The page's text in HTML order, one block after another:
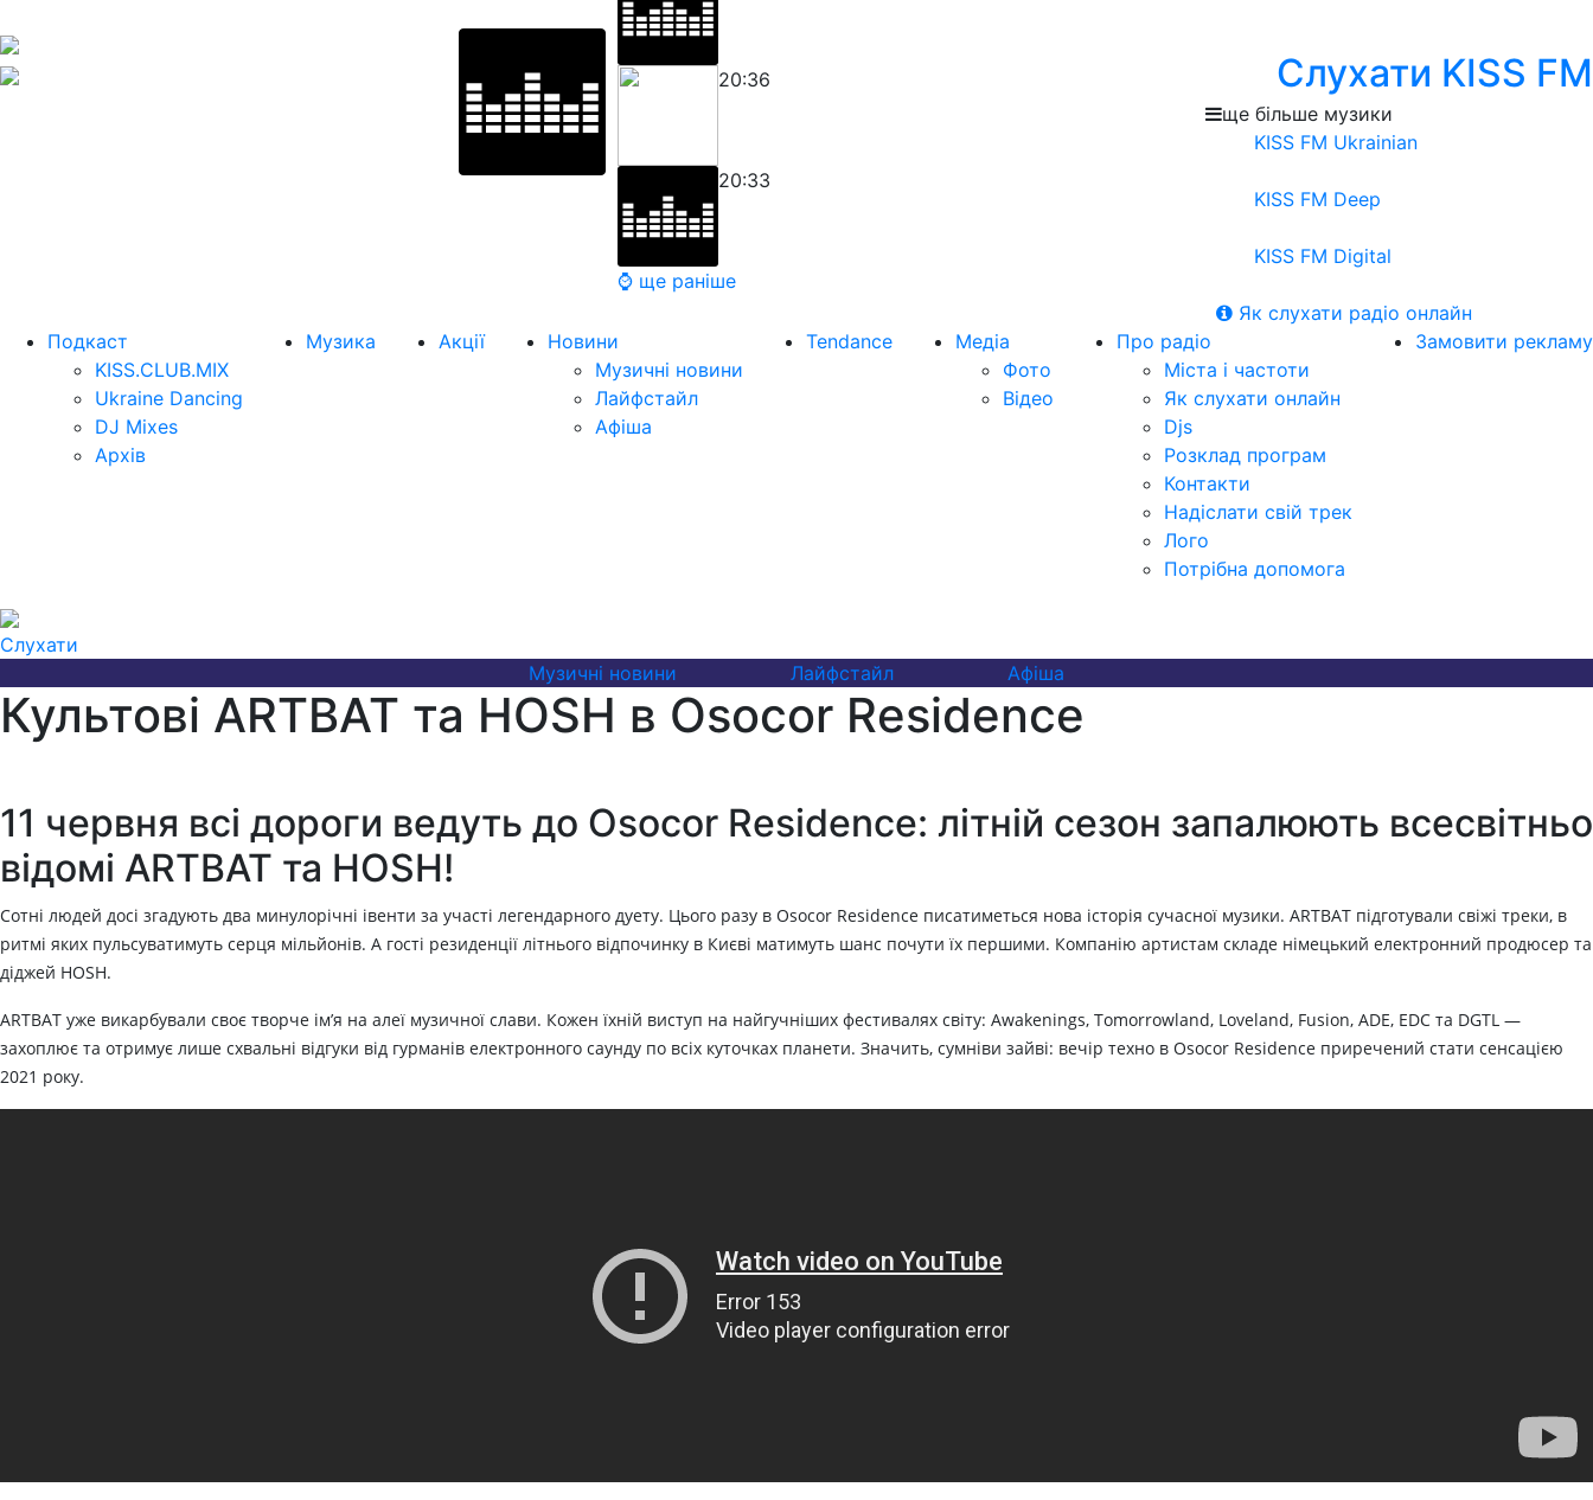
20:36
20:33
⌚ ще раніше
Слухати KISS FM
ще більше музики
KISS FM Ukrainian
KISS FM Deep
KISS FM Digital
Як слухати радіо онлайн
Подкаст
KISS.CLUB.MIX
Ukraine Dancing
DJ Mixes
Архів
Музика Акції
Новини
Музичні новини
Лайфстайл
Афіша
Tendance
Медіа
Фото
Відео
Про радіо
Міста і частоти
Як слухати онлайн
Djs
Розклад програм
Контакти
Надіслати свій трек
Лого
Потрібна допомога
Замовити рекламу
Слухати
Музичні новини
Лайфстайл Афіша
Культові ARTBAT та HOSH в Osocor Residence
11 червня всі дороги ведуть до Osocor Residence: літній сезон запалюють всесвітньо
відомі ARTBAT та HOSH!
Сотні людей досі згадують два минулорічні івенти за участі легендарного дуету. Цього разу в Osocor Residence писатиметься нова історія сучасної музики. ARTBAT підготували свіжі треки, в
ритмі яких пульсуватимуть серця мільйонів. А гості резиденції літнього відпочинку в Києві матимуть шанс почути їх першими. Компанію артистам складе німецький електронний продюсер та
діджей HOSH.
ARTBAT уже викарбували своє творче ім’я на алеї музичної слави. Кожен їхній виступ на найгучніших фестивалях світу: Awakenings, Tomorrowland, Loveland, Fusion, ADE, EDC та DGTL —
захоплює та отримує лише схвальні відгуки від гурманів електронного саунду по всіх куточках планети. Значить, сумніви зайві: вечір техно в Osocor Residence приречений стати сенсацією
2021 року.